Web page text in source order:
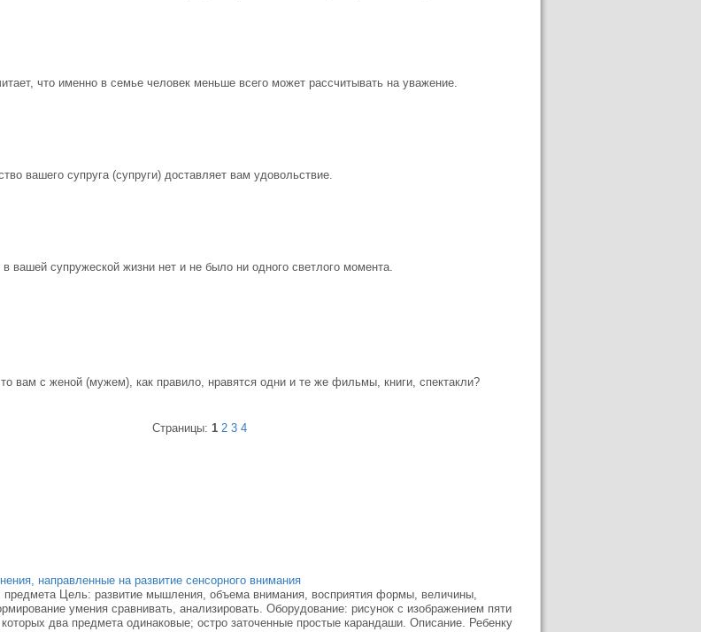
что именно в семье человек меньше всего может рассчитывать на уважение.
вашего супруга (супруги) доставляет вам удовольствие.
вашей супружеской жизни нет и не было ни одного светлого момента.
вам с женой (мужем), как правило, нравятся одни и те же фильмы, книги, спектакли?
Страницы: 1 2 3 4
направленные на развитие сенсорного внимания
предмета Цель: развитие мышления, объема внимания, восприятия формы, величины,
умения сравнивать, анализировать. Оборудование: рисунок с изображением пяти
два предмета одинаковые; остро заточенные простые карандаши. Описание. Ребенку